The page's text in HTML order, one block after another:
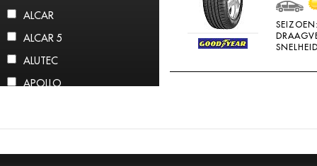
ALCAR
ALCAR 5
ALUTEC
APOLLO
ARROWSPEED
ATLAS